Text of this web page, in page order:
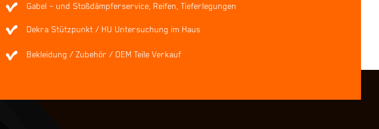
Gabel – und Stoßdämpferservice, Reifen, Tieferlegungen
Dekra Stützpunkt / HU Untersuchung im Haus
Bekleidung / Zubehör / OEM Teile Verkauf